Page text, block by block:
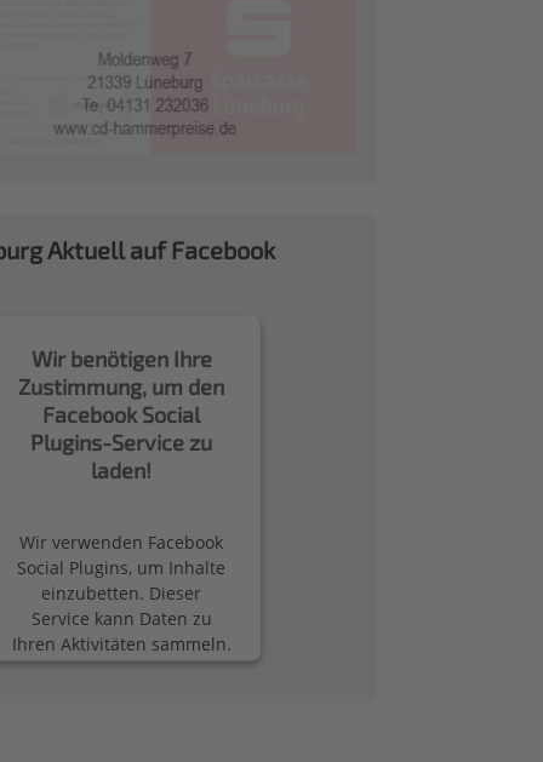
Aktuell auf Facebook
Wir benötigen Ihre
Zustimmung, um den
Facebook Social
Plugins-Service zu
laden!
Wir verwenden Facebook
Social Plugins, um Inhalte
einzubetten. Dieser
Service kann Daten zu
Ihren Aktivitäten sammeln.
Bitte lesen Sie die Details